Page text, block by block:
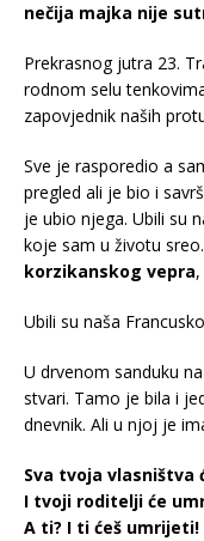
nečija majka nije
Prekrasnog jutra 23.
rodnom selu
zapovjednik naših
Sve je rasporedio a
pregled ali je bio i
je ubio njega. Ubili su
koje sam u životu
korzikanskog vepra
Ubili su naša
U drvenom sanduku
stvari. Tamo je bila i
dnevnik. Ali u njoj je
Sva tvoja vlasništva
I tvoji roditelji će
A ti? I ti ćeš umrijeti!